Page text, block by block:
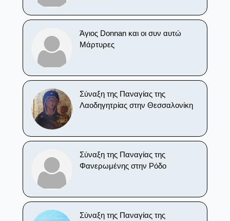
Άγιος Donnan και οι συν αυτώ
Μάρτυρες
Σύναξη της Παναγίας της
Λαοδηγητρίας στην Θεσσαλονίκη
Σύναξη της Παναγίας της
Φανερωμένης στην Ρόδο
Σύναξη της Παναγίας της